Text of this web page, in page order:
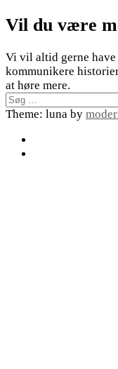
Vil du være
Vi vil altid gerne
kommunikere
at høre mere.
Søg
efter:
Theme: luna by